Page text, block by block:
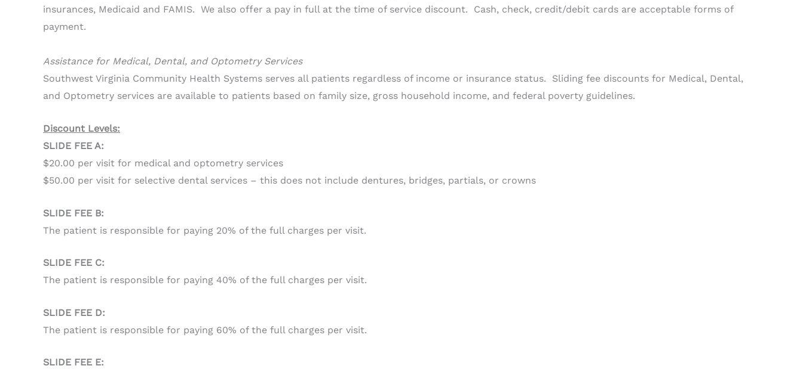
insurances, Medicaid and FAMIS. We also offer a pay in full at the time of service discount. Cash, check, credit/debit cards are acceptable forms of
payment.
Assistance for Medical, Dental, and Optometry Services
Southwest Virginia Community Health Systems serves all patients regardless of income or insurance status. Sliding fee discounts for Medical, Dental,
and Optometry services are available to patients based on family size, gross household income, and federal poverty guidelines.
Discount Levels:
SLIDE FEE A:
$20.00 per visit for medical and optometry services
$50.00 per visit for selective dental services – this does not include dentures, bridges, partials, or crowns
SLIDE FEE B:
The patient is responsible for paying 20% of the full charges per visit.
SLIDE FEE C:
The patient is responsible for paying 40% of the full charges per visit.
SLIDE FEE D:
The patient is responsible for paying 60% of the full charges per visit.
SLIDE FEE E: